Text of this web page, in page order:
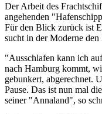
Der Arbeit des
angehenden
Für den Blick zurück ist
sucht in der Moderne
"Ausschlafen kann ich
nach Hamburg kommt,
gebunkert, abgerechnet.
Pause. Das ist nun mal
seiner "Annaland", so